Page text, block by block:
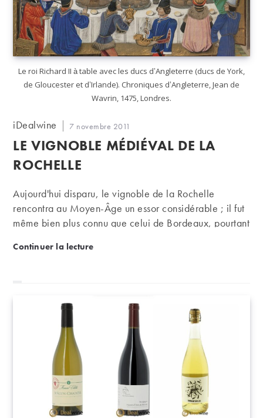
Le roi Richard II à table avec les ducs d’Angleterre (ducs de York,
de Gloucester et d’Irlande). Chroniques d’Angleterre, Jean de
Wavrin, 1475, Londres.
Auteur/autrice
la
publication :
iDealwine
Publication
publiée :
7 novembre 2011
LE VIGNOBLE MÉDIÉVAL DE LA
ROCHELLE
Aujourd'hui disparu, le vignoble de la Rochelle
rencontra au Moyen-Âge un essor considérable ; il fut
même bien plus connu que celui de Bordeaux, pourtant
permettant l'amarrage de navires de grande capacité.
Continuer la lectureLe vignoble médiéval de La Rochelle